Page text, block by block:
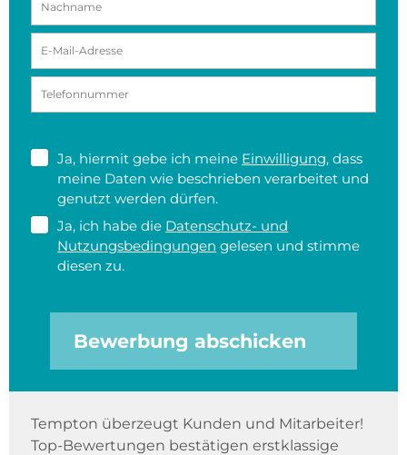
Ja, hiermit gebe ich meine Einwilligung, dass
meine Daten wie beschrieben verarbeitet und
genutzt werden dürfen.
Ja, ich habe die Datenschutz- und
Nutzungsbedingungen gelesen und stimme
diesen zu.
Bewerbung abschicken
Tempton überzeugt Kunden und Mitarbeiter!
Top-Bewertungen bestätigen erstklassige